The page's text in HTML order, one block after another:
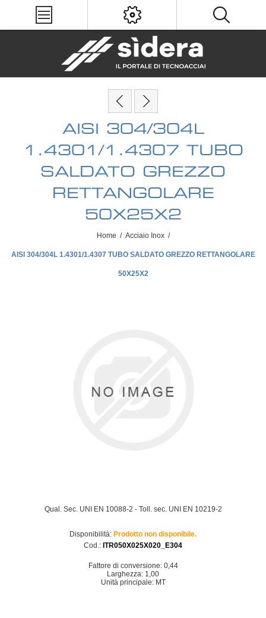
AISI 304/304L
1.4301/1.4307 TUBO
SALDATO GREZZO
RETTANGOLARE
50X25X2
Home / Acciaio Inox /
AISI 304/304L 1.4301/1.4307 TUBO SALDATO GREZZO RETTANGOLARE
50X25X2
Qual. Sec. UNI EN 10088-2 - Toll. sec. UNI EN 10219-2
Disponibilità: Prodotto non disponibile.
Cod.: ITR050X025X020_E304
Fattore di conversione: 0,44
Larghezza: 1,00
Unità principale: MT